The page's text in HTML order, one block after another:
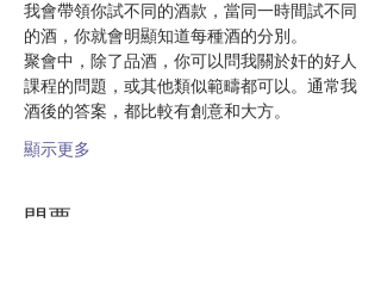
我會帶領你試不同的酒款，當同一時間試不同
的酒，你就會明顯知道每種酒的分別。
聚會中，除了品酒，你可以問我關於奸的好人
課程的問題，或其他類似範疇都可以。通常我
酒後的答案，都比較有創意和大方。
顯示更多
門票